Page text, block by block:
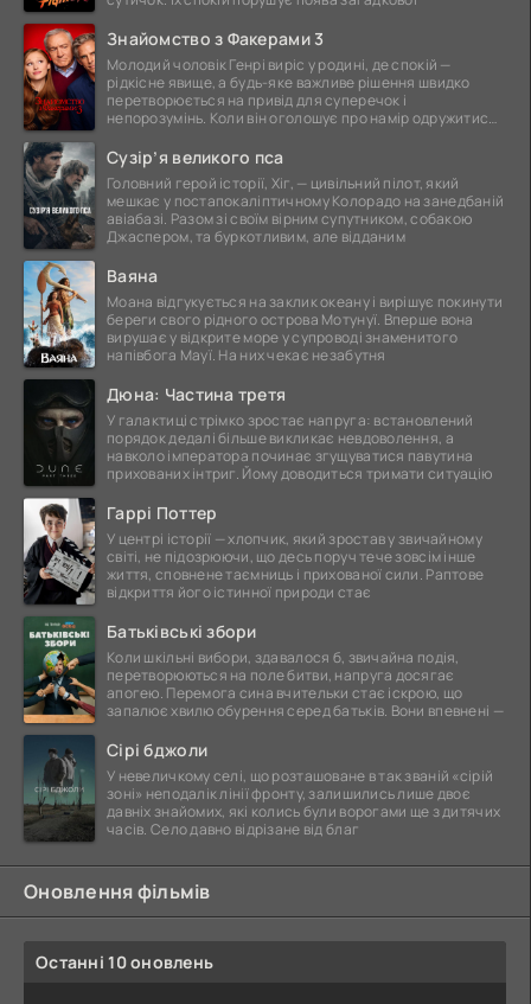
Знайомство з Факерами 3
Молодий чоловік Генрі виріс у родині, де спокій —
рідкісне явище, а будь-яке важливе рішення швидко
перетворюється на привід для суперечок і
непорозумінь. Коли він оголошує про намір одружитися,
Сузір’я великого пса
Головний герой історії, Хіг, — цивільний пілот, який
мешкає у постапокаліптичному Колорадо на занедбаній
авіабазі. Разом зі своїм вірним супутником, собакою
Джаспером, та буркотливим, але відданим
Ваяна
Моана відгукується на заклик океану і вирішує покинути
береги свого рідного острова Мотунуї. Вперше вона
вирушає у відкрите море у супроводі знаменитого
напівбога Мауї. На них чекає незабутня
Дюна: Частина третя
У галактиці стрімко зростає напруга: встановлений
порядок дедалі більше викликає невдоволення, а
навколо імператора починає згущуватися павутина
прихованих інтриг. Йому доводиться тримати ситуацію
Гаррі Поттер
У центрі історії — хлопчик, який зростав у звичайному
світі, не підозрюючи, що десь поруч тече зовсім інше
життя, сповнене таємниць і прихованої сили. Раптове
відкриття його істинної природи стає
Батьківські збори
Коли шкільні вибори, здавалося б, звичайна подія,
перетворюються на поле битви, напруга досягає
апогею. Перемога сина вчительки стає іскрою, що
запалює хвилю обурення серед батьків. Вони впевнені —
Сірі бджоли
У невеличкому селі, що розташоване в так званій «сірій
зоні» неподалік лінії фронту, залишились лише двоє
давніх знайомих, які колись були ворогами ще з дитячих
часів. Село давно відрізане від благ
Оновлення фільмів
Останні 10 оновлень